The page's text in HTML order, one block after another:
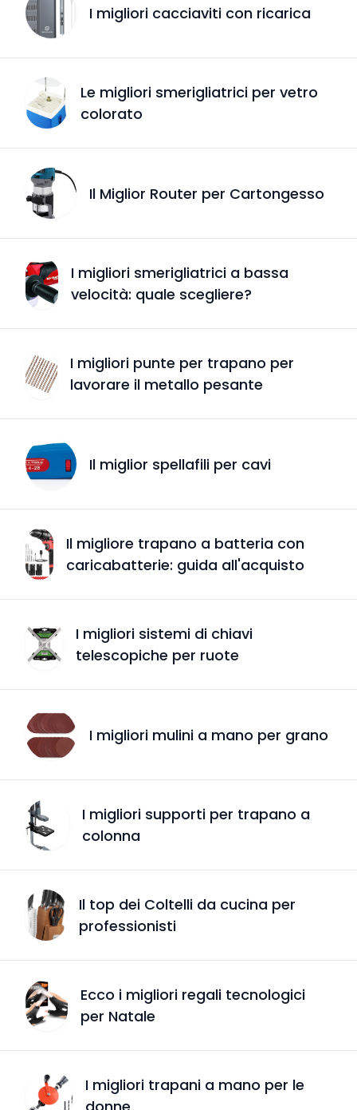
I migliori cacciaviti con ricarica
Le migliori smerigliatrici per vetro
colorato
Il Miglior Router per Cartongesso
I migliori smerigliatrici a bassa
velocità: quale scegliere?
I migliori punte per trapano per
lavorare il metallo pesante
Il miglior spellafili per cavi
Il migliore trapano a batteria con
caricabatterie: guida all'acquisto
I migliori sistemi di chiavi
telescopiche per ruote
I migliori mulini a mano per grano
I migliori supporti per trapano a
colonna
Il top dei Coltelli da cucina per
professionisti
Ecco i migliori regali tecnologici
per Natale
I migliori trapani a mano per le